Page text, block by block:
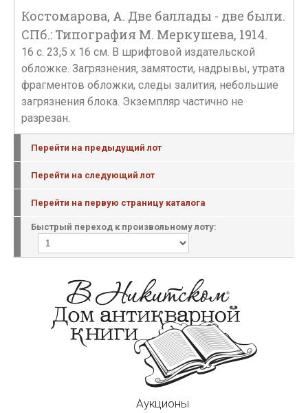
Костомарова, А. Две баллады - две были.
СПб.: Типография М. Меркушева, 1914.
16 с. 23,5 х 16 см. В шрифтовой издательской
обложке. Загрязнения, замятости, надрывы, утрата
фрагментов обложки, следы залития, небольшие
загрязнения блока. Экземпляр частично не
разрезан.
Перейти на предыдущий лот
Перейти на следующий лот
Перейти на первую страницу каталога
Быстрый переход к произвольному лоту:
Аукционы